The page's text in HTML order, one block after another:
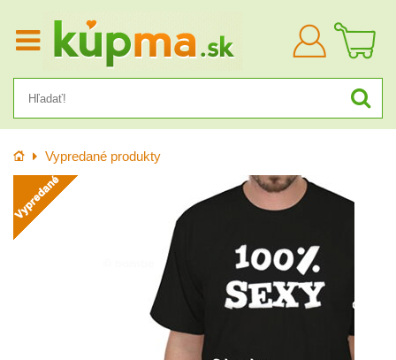
Prihlásiť
sa
Úvod Vypredané produkty